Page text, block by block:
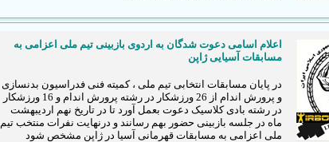
اعلام اسامی دعوت شدگان به اردوی بازبینی تیم ملی اعزامی به
مسابقات آسیایی ژاپن
در پایان مسابقات انتخابی تیم ملی ، کمیته فنی فدراسیون بدنسازی
و پرورش اندام از 26 ورزشکار در رشته پرورش اندام و 16 ورزشکار
در رشته بادی کلاسیک دعوت بعمل آورد تا در تاریخ نهم اردیبهشت
ماه در جلسه بازبینی حضور بهم رسانند و درنهایت نفرات منتخب تیم
ملی اعزامی به مسابقات قهرمانی آسیا در ژاپن مشخص شود